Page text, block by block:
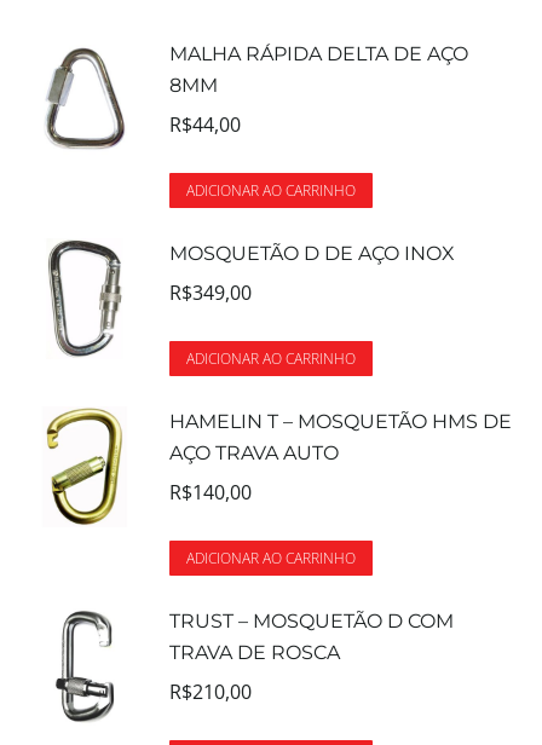
MALHA RÁPIDA DELTA DE AÇO
8MM
R$44,00
ADICIONAR AO CARRINHO
MOSQUETÃO D DE AÇO INOX
R$349,00
ADICIONAR AO CARRINHO
HAMELIN T – MOSQUETÃO HMS DE
AÇO TRAVA AUTO
R$140,00
ADICIONAR AO CARRINHO
TRUST – MOSQUETÃO D COM
TRAVA DE ROSCA
R$210,00